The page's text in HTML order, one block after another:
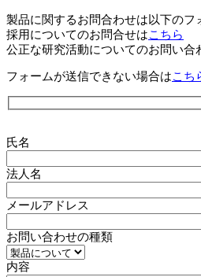
製品に関するお問合わせは以下のフ
採用についてのお問合せはこちら
公正な研究活動についてのお問い合
フォームが送信できない場合はこち
氏名
法人名
メールアドレス
お問い合わせの種類
内容